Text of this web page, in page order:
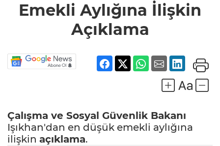
Açıklama
Emekli Aylığına İlişkin
Açıklama
Çalışma ve Sosyal Güvenlik Bakanı
Işıkhan'dan en düşük emekli aylığına
ilişkin açıklama.